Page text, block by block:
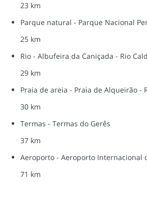
23 km
Parque natural - Parque Nacional
25 km
Rio - Albufeira da Caniçada - Rio
29 km
Praia de areia - Praia de Alqueirão -
30 km
Termas - Termas do Gerês
37 km
Aeroporto - Aeroporto Internacional
71 km